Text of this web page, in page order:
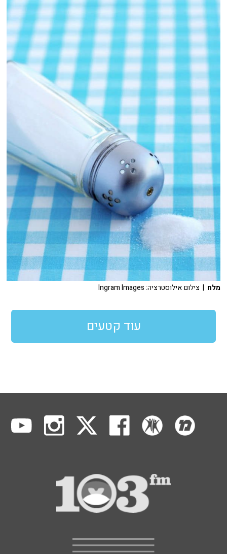
מלח | צילום אילוסטרציה: Ingram Images
עוד קטעים